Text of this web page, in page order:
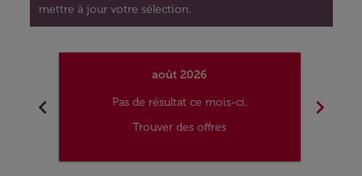
mettre à jour votre sélection.
chevron_left
août 2026
Pas de résultat ce mois-ci.
Trouver des offres
chevron_right